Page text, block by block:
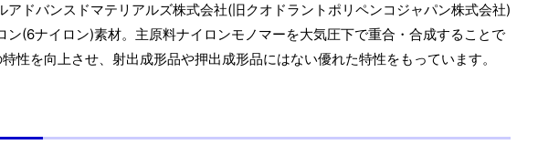
アドバンスドマテリアルズ株式会社(旧クオドラントポリペンコジャパン株式会社)
ン(6ナイロン)素材。主原料ナイロンモノマーを大気圧下で重合・合成することで
性を向上させ、射出成形品や押出成形品にはない優れた特性をもっています。